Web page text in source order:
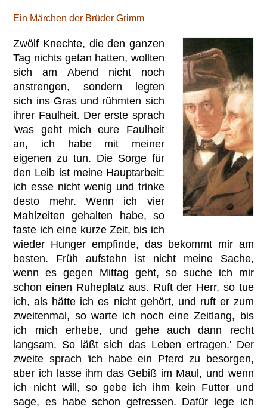
Ein Märchen der Brüder Grimm
Zwölf Knechte, die den ganzen
Tag nichts getan hatten, wollten
sich am Abend nicht noch
anstrengen, sondern legten
sich ins Gras und rühmten sich
ihrer Faulheit. Der erste sprach
'was geht mich eure Faulheit
an, ich habe mit meiner
eigenen zu tun. Die Sorge für
den Leib ist meine Hauptarbeit:
ich esse nicht wenig und trinke
desto mehr. Wenn ich vier
Mahlzeiten gehalten habe, so
faste ich eine kurze Zeit, bis ich
wieder Hunger empfinde, das bekommt mir am
besten. Früh aufstehn ist nicht meine Sache,
wenn es gegen Mittag geht, so suche ich mir
schon einen Ruheplatz aus. Ruft der Herr, so tue
ich, als hätte ich es nicht gehört, und ruft er zum
zweitenmal, so warte ich noch eine Zeitlang, bis
ich mich erhebe, und gehe auch dann recht
langsam. So läßt sich das Leben ertragen.' Der
zweite sprach 'ich habe ein Pferd zu besorgen,
aber ich lasse ihm das Gebiß im Maul, und wenn
ich nicht will, so gebe ich ihm kein Futter und
sage, es habe schon gefressen. Dafür lege ich